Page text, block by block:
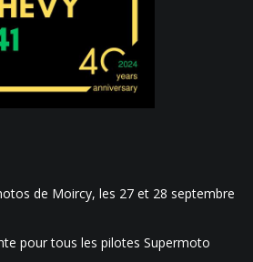
de Moircy, les 27 et 28 septembre
pour tous les pilotes Supermoto